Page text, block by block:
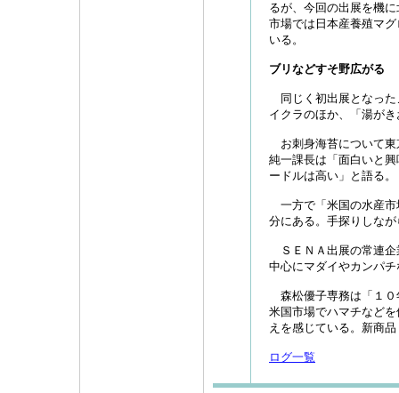
るが、今回の出展を機
市場では日本産養殖マ
いる。
ブリなどすそ野広がる
同じく初出展となった
イクラのほか、「湯が
お刺身海苔について東
純一課長は「面白いと
ードルは高い」と語る。
一方で「米国の水産市
分にある。手探りしな
ＳＥＮＡ出展の常連企
中心にマダイやカンパ
森松優子専務は「１０
米国市場でハマチなど
えを感じている。新商
ログ一覧